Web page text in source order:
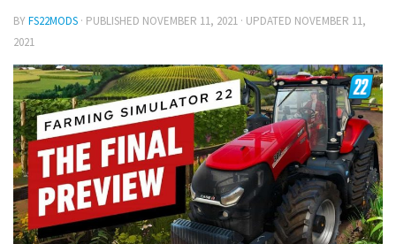
BYFS22MODS · PUBLISHED NOVEMBER 11, 2021 · UPDATED NOVEMBER 11,
2021